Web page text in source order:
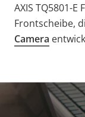
AXIS TQ5801-
Frontscheibe,
Camera